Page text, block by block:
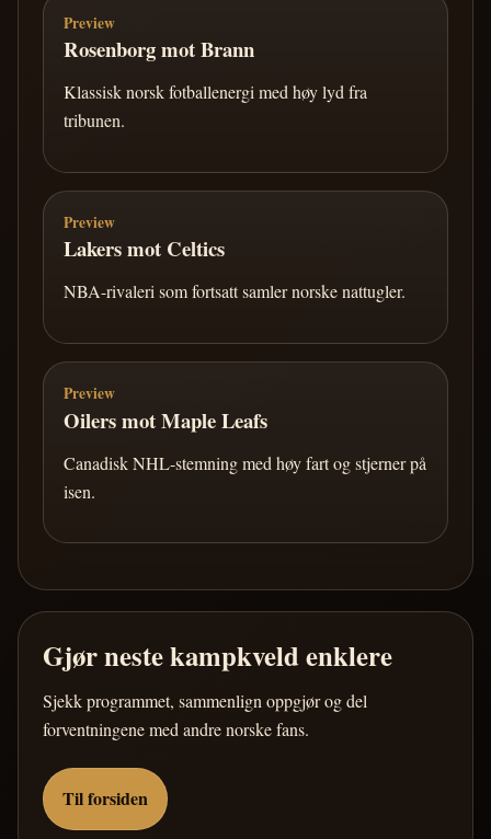
Preview
Rosenborg mot Brann
Klassisk norsk fotballenergi med høy lyd fra
tribunen.
Preview
Lakers mot Celtics
NBA-rivaleri som fortsatt samler norske nattugler.
Preview
Oilers mot Maple Leafs
Canadisk NHL-stemning med høy fart og stjerner på
isen.
Gjør neste kampkveld enklere
Sjekk programmet, sammenlign oppgjør og del
forventningene med andre norske fans.
Til forsiden